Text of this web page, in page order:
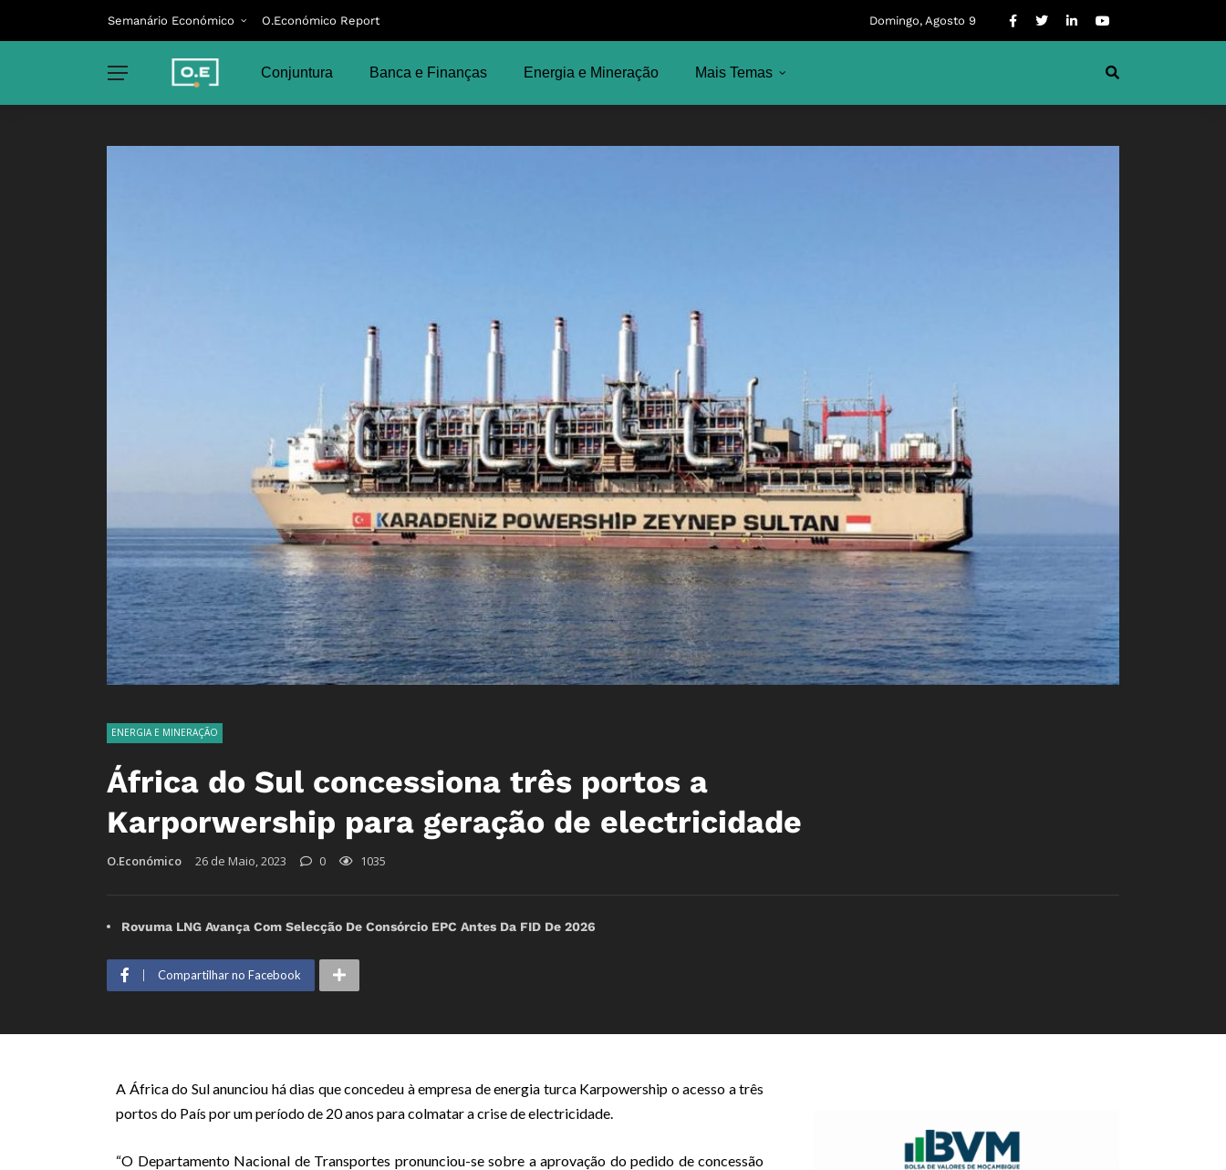
Semanário Económico O.Económico Report Domingo, Agosto 9
Conjuntura Banca e Finanças Energia e Mineração Mais Temas
ENERGIA E MINERAÇÃO
África do Sul concessiona três portos a
Karporwership para geração de electricidade
O.Económico 26 de Maio, 2023 0 1035
Rovuma LNG Avança Com Selecção De Consórcio EPC Antes Da FID De 2026
Compartilhar no Facebook
A África do Sul anunciou há dias que concedeu à empresa de energia turca Karpowership o acesso a três
portos do País por um período de 20 anos para colmatar a crise de electricidade.
“O Departamento Nacional de Transportes pronunciou-se sobre a aprovação do pedido de concessão